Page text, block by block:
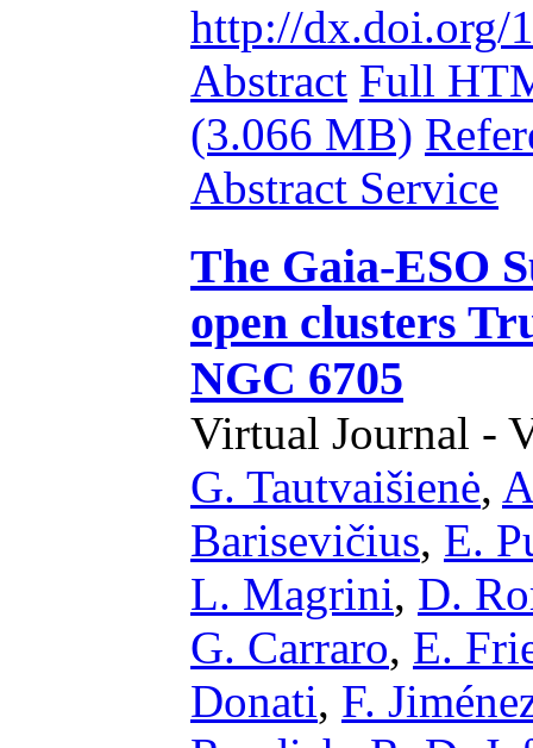
http://dx.doi.org/
Abstract Full
(3.066 MB)
Abstract Service
The Gaia-ESO
open clusters
NGC 6705
Virtual Journal -
G. Tautvaišienė,
Barisevičius, E.
L. Magrini, D.
G. Carraro, E.
Donati, F.